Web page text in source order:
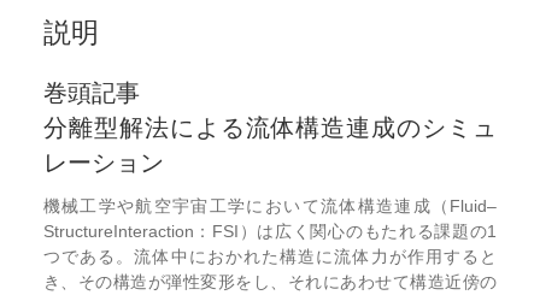
説明
巻頭記事
分離型解法による流体構造連成のシミュ
レーション
機械工学や航空宇宙工学において流体構造連成（Fluid–
StructureInteraction：FSI）は広く関心のもたれる課題の1
つである。流体中におかれた構造に流体力が作用すると
き、その構造が弾性変形をし、それにあわせて構造近傍の